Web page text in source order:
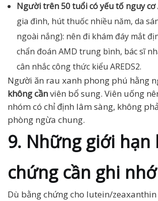
Người trên 50 tuổi có yếu tố nguy cơ
gia đình, hút thuốc nhiều năm, da
ngoài nắng): nên đi khám đáy mắt
chẩn đoán AMD trung bình, bác sĩ
cân nhắc công thức kiểu AREDS2.
Người ăn rau xanh phong phú hằng
không cầnviên bổ sung. Viên uống
nhóm có chỉ định lâm sàng, không
phòng ngừa chung.
9. Những giới hạn
chứng cần ghi nhớ
Dù bằng chứng cho lutein/